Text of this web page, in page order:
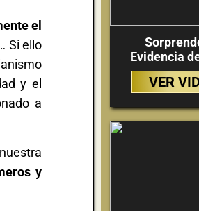
el
Si ello
y el
a
y
Evidencia
VER